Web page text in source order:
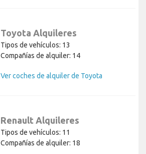
Toyota Alquileres
Tipos de vehículos: 13
Compañías de alquiler: 14
Ver coches de alquiler de Toyota
Renault Alquileres
Tipos de vehículos: 11
Compañías de alquiler: 18